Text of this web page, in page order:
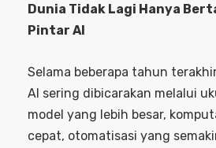
Dunia Tidak Lagi Hanya
Pintar AI
Selama beberapa tahun
AI sering dibicarakan melalui
model yang lebih besar,
cepat, otomatisasi yang